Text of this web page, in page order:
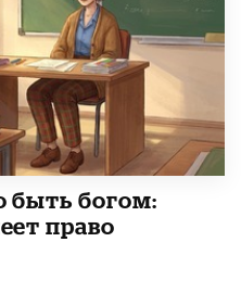
быть богом:
право